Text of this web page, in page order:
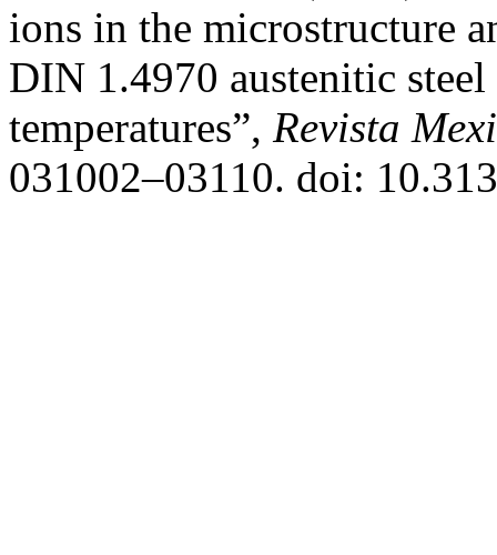
ions in the microstructure
DIN 1.4970 austenitic
temperatures”, Revista
031002–03110. doi: